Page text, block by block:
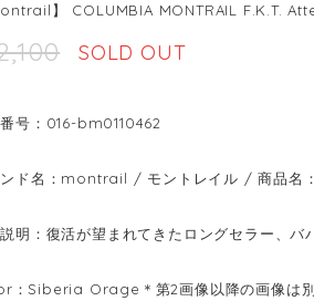
】 COLUMBIA MONTRAIL F.K.T.
SOLD OUT
号：016-bm0110462
ド名：montrail / モントレイル / 商品名
明：復活が望まれてきたロングセラー、
：Siberia Orage＊第2画像以降の画像は